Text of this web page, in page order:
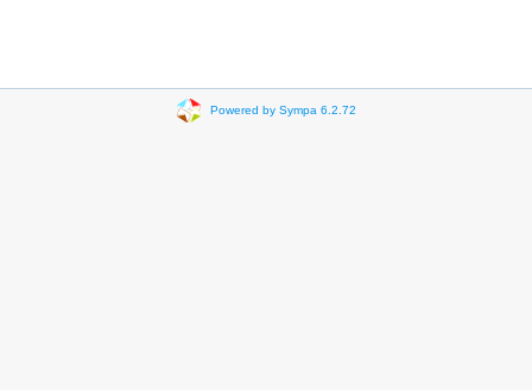
Powered by Sympa 6.2.72